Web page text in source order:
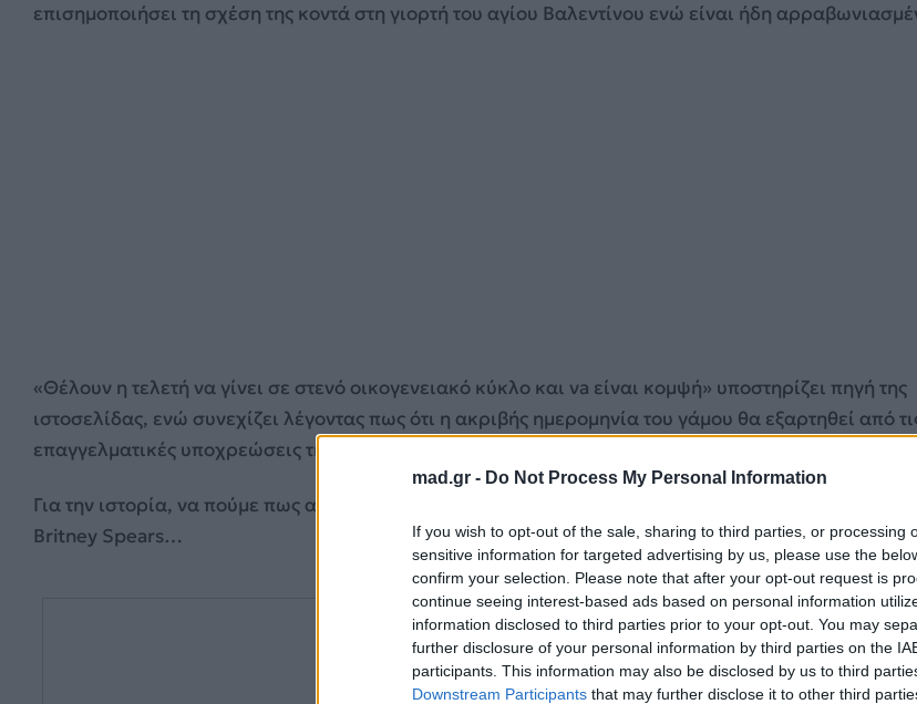
mad.gr - Do Not Process My Personal Information
If you wish to opt-out of the sale, sharing to third parties, or processing
sensitive information for targeted advertising by us, please use the
confirm your selection. Please note that after your opt-out request is
continue seeing interest-based ads based on personal information
information disclosed to third parties prior to your opt-out. You may
further disclosure of your personal information by third parties on the
participants. This information may also be disclosed by us to third
Downstream Participants that may further disclose it to other third
επισημοποιήσει τη σχέση της κοντά στη γιορτή του αγίου Βαλεντίνου ενώ είναι ήδη
«Θέλουν η τελετή να γίνει σε στενό οικογενειακό κύκλο και νa είναι κομψή» υποστηρίζει πηγή της
ιστοσελίδας, ενώ συνεχίζει λέγοντας πως ότι η ακριβής ημερομηνία του γάμου θα εξαρτηθεί από
επαγγελματικές υποχρεώσεις της τραγουδίστριας.
Για την ιστορία, να πούμε πως αυτή θα είναι η τρίτη φορά που ανεβαίνει τα σκαλιά της εκκλησίας η
Britney Spears…